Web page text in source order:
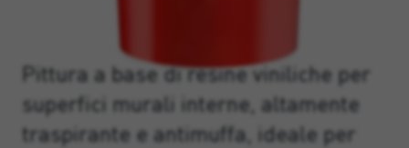
Pittura a base di resine viniliche per
superfici murali interne, altamente
traspirante e antimuffa, ideale per